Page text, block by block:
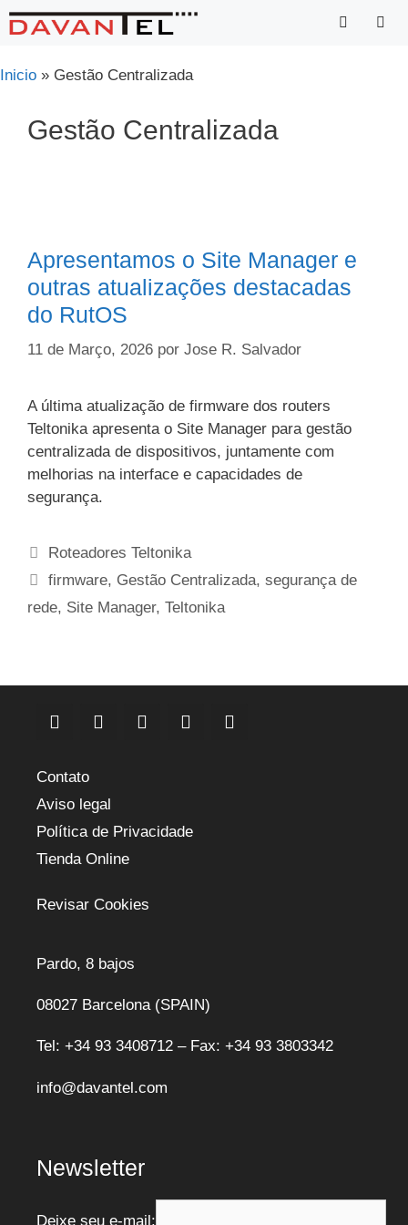
Saltar
para
conteúdo
Inicio » Gestão Centralizada
Gestão Centralizada
Apresentamos o Site Manager e
outras atualizações destacadas
do RutOS
11 de Março, 2026 por Jose R. Salvador
A última atualização de firmware dos routers
Teltonika apresenta o Site Manager para gestão
centralizada de dispositivos, juntamente com
melhorias na interface e capacidades de
segurança.
Categorias
Roteadores Teltonika
Etiquetas
firmware, Gestão Centralizada,segurança de
rede, Site Manager, Teltonika
Contato
Aviso legal
Política de Privacidade
Tienda Online
Revisar Cookies
Pardo, 8 bajos
08027 Barcelona (SPAIN)
Tel: +34 93 3408712 – Fax: +34 93 3803342
info@davantel.com
Newsletter
Deixe seu e-mail: